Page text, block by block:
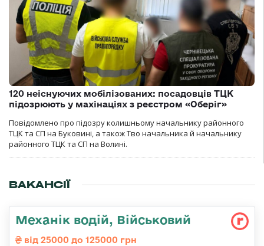
120 неіснуючих мобілізованих: посадовців ТЦК
підозрюють у махінаціях з реєстром «Оберіг»
Повідомлено про підозру колишньому начальнику районного
ТЦК та СП на Буковині, а також Тво начальника й начальнику
районного ТЦК та СП на Волині.
ВАКАНСІЇ
Механік водій, Військовий
від 25000 до 125000 грн